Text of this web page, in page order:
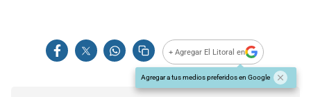
+ Agregar El Litoral en
Agregar a tus medios preferidos en Google